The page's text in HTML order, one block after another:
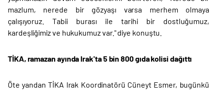
mazlum, nerede bir gözyaşı varsa merhem olmaya
çalışıyoruz. Tabii burası ile tarihi bir dostluğumuz,
kardeşliğimiz ve hukukumuz var." diye konuştu.
TİKA, ramazan ayında Irak'ta 5 bin 800 gıda kolisi dağıttı
Öte yandan TİKA Irak Koordinatörü Cüneyt Esmer, bugünkü